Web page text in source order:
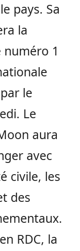
pays. Sa
la
numéro 1
le
Le
aura
avec
civile, les
des
RDC, la